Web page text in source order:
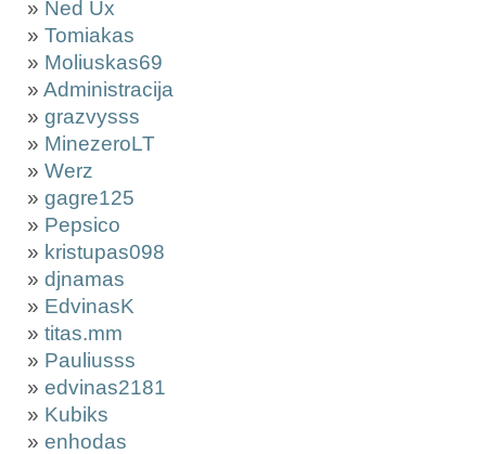
» Ned Ux
» Tomiakas
» Moliuskas69
» Administracija
» grazvysss
» MinezeroLT
» Werz
» gagre125
» Pepsico
» kristupas098
» djnamas
» EdvinasK
» titas.mm
» Pauliusss
» edvinas2181
» Kubiks
» enhodas